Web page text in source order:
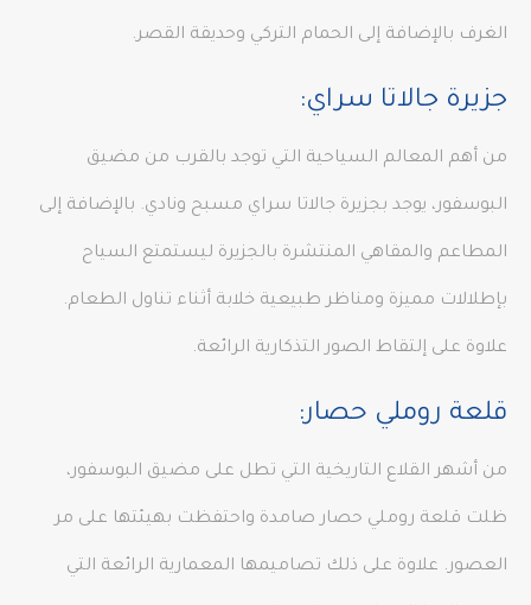
الغرف بالإضافة إلى الحمام التركي وحديقة القصر.
جزيرة جالاتا سراي:
من أهم المعالم السياحية التي توجد بالقرب من مضيق
البوسفور، يوجد بجزيرة جالاتا سراي مسبح ونادي. بالإضافة إلى
المطاعم والمقاهي المنتشرة بالجزيرة ليستمتع السياح
بإطلالات مميزة ومناظر طبيعية خلابة أثناء تناول الطعام.
علاوة على إلتقاط الصور التذكارية الرائعة.
قلعة روملي حصار:
من أشهر القلاع التاريخية التي تطل على مضيق البوسفور،
ظلت قلعة روملي حصار صامدة واحتفظت بهيئتها على مر
العصور. علاوة على ذلك تصاميمها المعمارية الرائعة التي